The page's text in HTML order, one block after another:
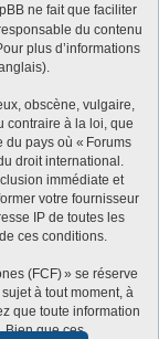
ne fait que faciliter
du contenu
plus d’informations
obscène, vulgaire,
contraire à la loi, que
du pays où « Forums
droit international.
immédiate et
votre fournisseur
IP de toutes les
ces conditions.
(FCF) » se réserve
à tout moment, à
que toute information
Bien que ces